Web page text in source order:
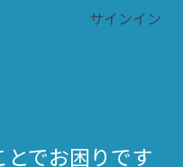
示 サインイン
でお困りです